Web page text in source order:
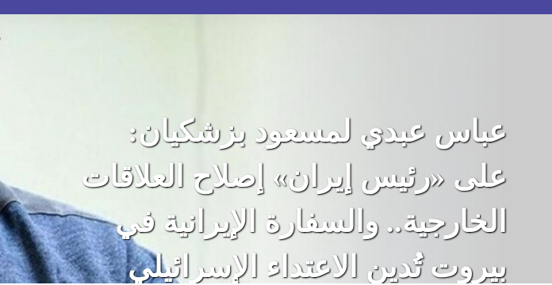
عباس عبدي لمسعود بزشكيان:
على «رئيس إيران» إصلاح العلاقات
الخارجية.. والسفارة الإيرانية في
بيروت تُدين الاعتداء الإسرائيلي